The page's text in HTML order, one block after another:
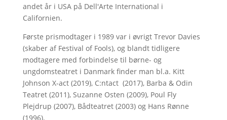
andet år i USA på Dell'Arte International i
Californien.
Første prismodtager i 1989 var i øvrigt Trevor Davies
(skaber af Festival of Fools), og blandt tidligere
modtagere med forbindelse til børne- og
ungdomsteatret i Danmark finder man bl.a. Kitt
Johnson X-act (2019), C:ntact (2017), Barba & Odin
Teatret (2011), Suzanne Osten (2009), Poul Fly
Plejdrup (2007), Bådteatret (2003) og Hans Rønne
(1996).